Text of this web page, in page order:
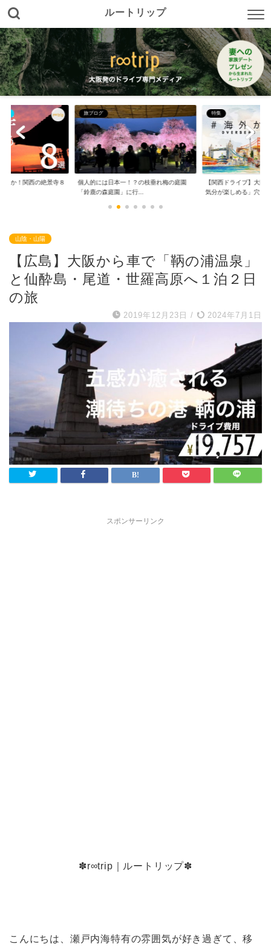
ルートリップ
？の枝垂れ梅の庭園
特集
【関西ドライブ】大阪から日帰りで「海外
気分が楽しめる」穴...
四国
【香川】大阪から車で
旅。オススメ１０の...
山陰・山陽
【広島】大阪から車で「鞆の浦温泉」
と仙酔島・尾道・世羅高原へ１泊２日
の旅
2019年12月23日 / 2024年7月1日
スポンサーリンク
✽r∞trip｜ルートリップ✽
こんにちは、瀬戸内海特有の雰囲気が好き過ぎて、移